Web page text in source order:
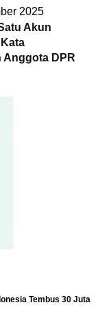
2025
Akun
Anggota DPR
Tembus 30 Juta